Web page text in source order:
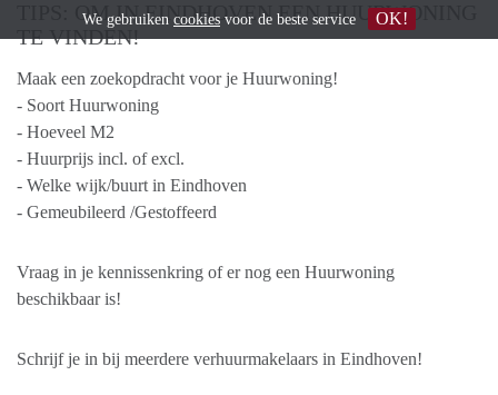
TIPS: OM IN EINDHOVEN EEN HUURWONING
TE VINDEN!
Maak een zoekopdracht voor je Huurwoning!
- Soort Huurwoning
- Hoeveel M2
- Huurprijs incl. of excl.
- Welke wijk/buurt in Eindhoven
- Gemeubileerd /Gestoffeerd
Vraag in je kennissenkring of er nog een Huurwoning
beschikbaar is!
Schrijf je in bij meerdere verhuurmakelaars in Eindhoven!
We gebruiken cookies voor de beste service OK!